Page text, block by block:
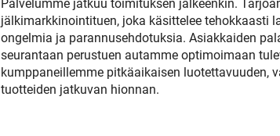
Palvelumme jatkuu toimituksen jälkeenkin.
jälkimarkkinointituen, joka käsittelee tehokkaasti
ongelmia ja parannusehdotuksia. Asiakkaiden
seurantaan perustuen autamme optimoimaan
kumppaneillemme pitkäaikaisen luotettavuuden,
tuotteiden jatkuvan hionnan.